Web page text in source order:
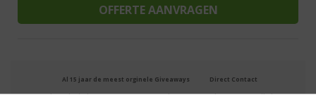
Al 15 jaar de meest orginele Giveaways Direct Contact
We know logistics Op maat gemaakt Meer dan 500.000 artikelen